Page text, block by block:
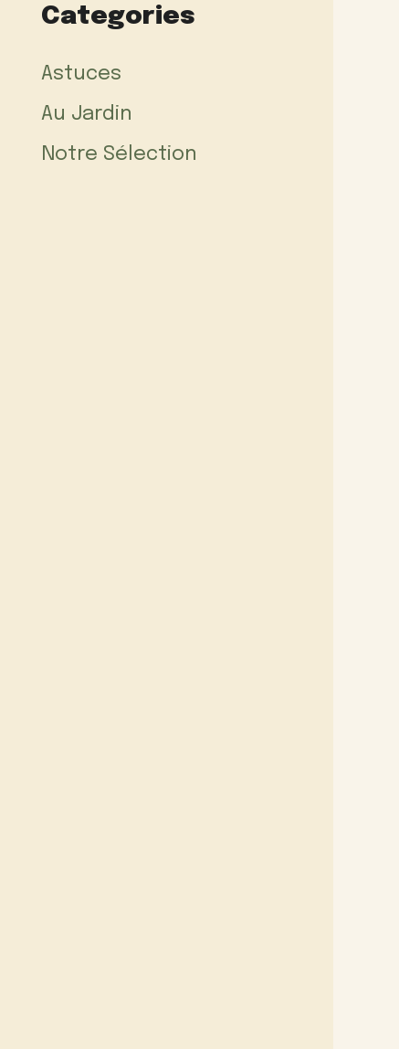
Categories
Astuces
Au Jardin
Notre Sélection